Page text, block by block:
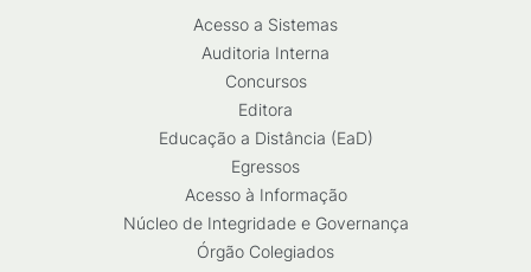
Acesso a Sistemas
Auditoria Interna
Concursos
Editora
Educação a Distância (EaD)
Egressos
Acesso à Informação
Núcleo de Integridade e Governança
Órgão Colegiados